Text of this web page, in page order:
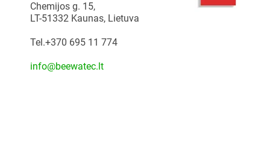
Chemijos g. 15,
LT-51332 Kaunas, Lietuva
Tel.+370 695 11 774
info@beewatec.lt